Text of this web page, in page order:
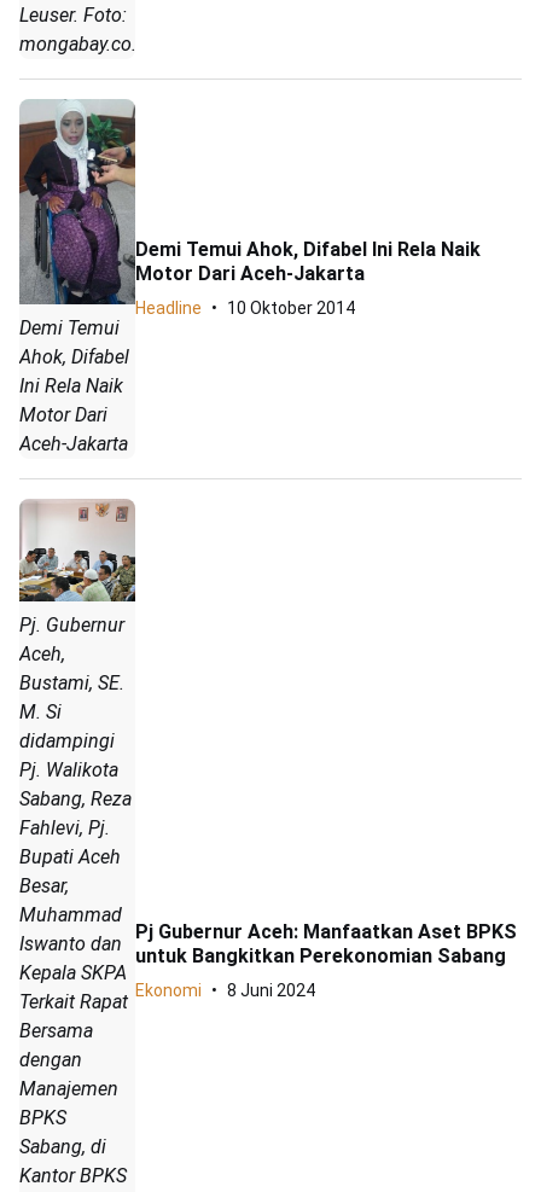
Leuser. Foto:
mongabay.co.id
Demi Temui
Ahok, Difabel
Ini Rela Naik
Motor Dari
Aceh-Jakarta
Demi Temui Ahok, Difabel Ini Rela Naik
Motor Dari Aceh-Jakarta
Headline 10 Oktober 2014
Pj. Gubernur
Aceh,
Bustami, SE.
M. Si
didampingi
Pj. Walikota
Sabang, Reza
Fahlevi, Pj.
Bupati Aceh
Besar,
Muhammad
Iswanto dan
Kepala SKPA
Terkait Rapat
Bersama
dengan
Manajemen
BPKS
Sabang, di
Kantor BPKS
Pj Gubernur Aceh: Manfaatkan Aset BPKS
untuk Bangkitkan Perekonomian Sabang
Ekonomi 8 Juni 2024